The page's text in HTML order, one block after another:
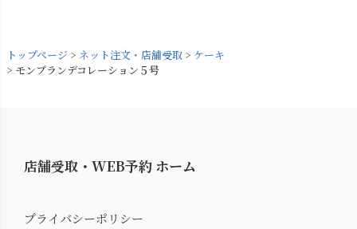
トップページ ネット注文・店舗受取
ケーキ
モンブランデコレーション５号
店舗受取・WEB予約 ホーム
プライバシーポリシー